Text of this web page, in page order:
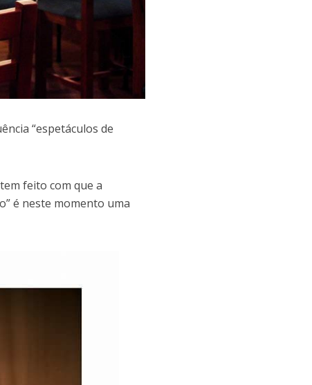
“espetáculos de
feito com que a
é neste momento uma